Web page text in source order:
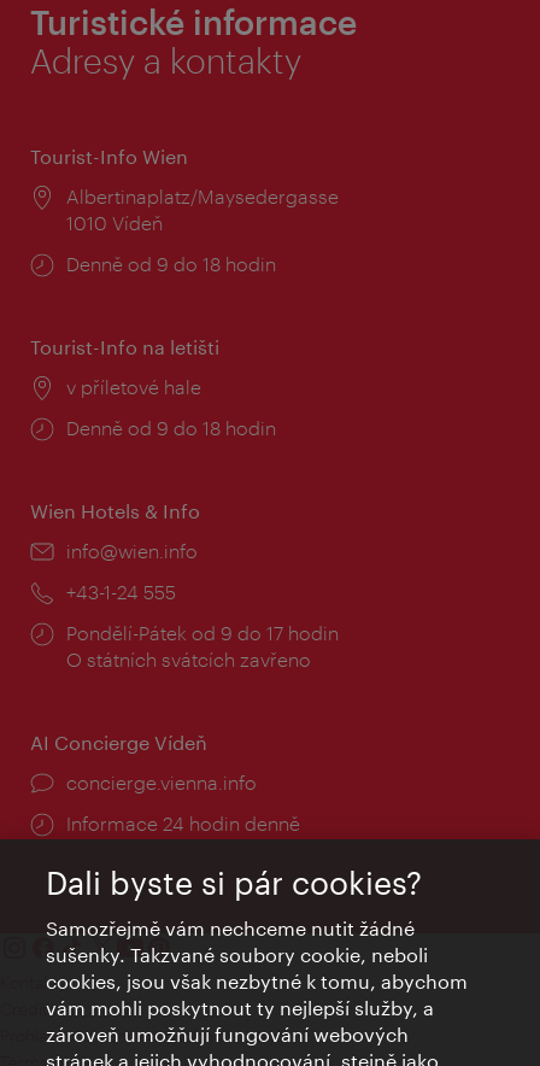
Turistické informace
Adresy a kontakty
Tourist-Info Wien
Místo:
Albertinaplatz/Maysedergasse
1010 Vídeň
Provozní
Denně od 9 do 18 hodin
Tourist-Info na letišti
Místo:
v příletové hale
Provozní
Denně od 9 do 18 hodin
Wien Hotels & Info
E-
info@wien.info
Telefon:
+43-1-24 555
Provozní
doba:
Pondělí-Pátek od 9 do 17 hodin
O státních svátcích zavřeno
AI Concierge Vídeň
concierge.vienna.info
Informace 24 hodin denně
Kontakty
Credits
Prohlášení o ochraně osobních údajů
Terms of Use
Dali byste si pár cookies?
Samozřejmě vám nechceme nutit žádné
sušenky. Takzvané soubory cookie, neboli
cookies, jsou však nezbytné k tomu, abychom
vám mohli poskytnout ty nejlepší služby, a
zároveň umožňují fungování webových
stránek a jejich vyhodnocování, stejně jako